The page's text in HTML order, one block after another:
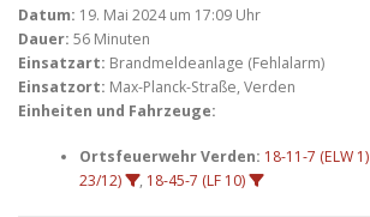
KINDER-/JUGENDFEUERWEHR
Datum: 19. Mai 2024 um 17:09 Uhr
Dauer: 56 Minuten
Einsatzart: Brandmeldeanlage (Fehlalarm)
Einsatzort: Max-Planck-Straße, Verden
Einheiten und Fahrzeuge:
Ortsfeuerwehr Verden: 18-11-7 (ELW 1)
23/12)
, 18-45-7 (LF 10)